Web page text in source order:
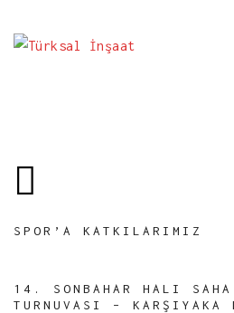
SPOR’A KATKILARIMIZ
14. SONBAHAR HALI SAHA
TURNUVASI – KARŞIYAKA